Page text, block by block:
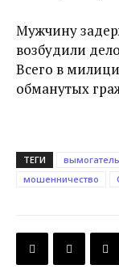
Мужчину
возбудили
Всего в
обманутых
ТЕГИ
мошенничество